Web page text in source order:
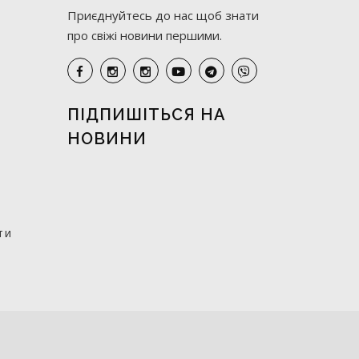
Приєднуйтесь до нас щоб знати
про свіжі новини першими.
ПІДПИШІТЬСЯ НА
НОВИНИ